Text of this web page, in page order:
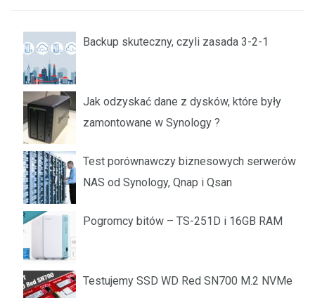
Backup skuteczny, czyli zasada 3-2-1
Jak odzyskać dane z dysków, które były
zamontowane w Synology ?
Test porównawczy biznesowych serwerów
NAS od Synology, Qnap i Qsan
Pogromcy bitów – TS-251D i 16GB RAM
Testujemy SSD WD Red SN700 M.2 NVMe